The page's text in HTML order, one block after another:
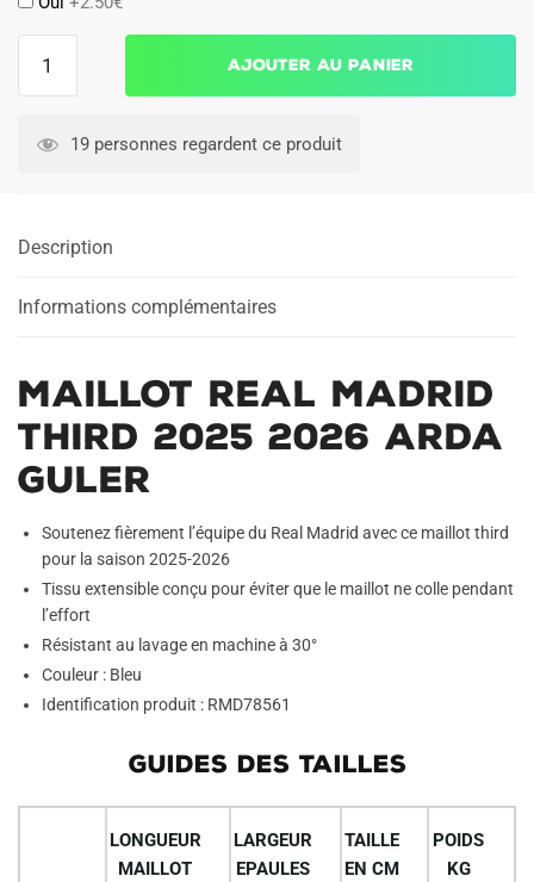
2026
Guler
Ajouter au panier
19 personnes regardent ce produit
Description
Informations complémentaires
Maillot Real Madrid
Third 2025 2026 Arda
Guler
Soutenez fièrement l’équipe du Real Madrid avec ce maillot third
pour la saison 2025-2026
Tissu extensible conçu pour éviter que le maillot ne colle pendant
l’effort
Résistant au lavage en machine à 30°
Couleur : Bleu
Identification produit : RMD78561
GUIDES DES TAILLES
LONGUEUR
MAILLOT
LARGEUR
EPAULES
TAILLE
EN CM
POIDS
KG